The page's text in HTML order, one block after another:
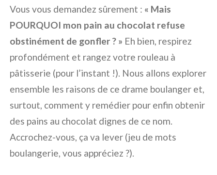
Vous vous demandez sûrement : « Mais
POURQUOI mon pain au chocolat refuse
obstinément de gonfler ? » Eh bien, respirez
profondément et rangez votre rouleau à
pâtisserie (pour l’instant !). Nous allons explorer
ensemble les raisons de ce drame boulanger et,
surtout, comment y remédier pour enfin obtenir
des pains au chocolat dignes de ce nom.
Accrochez-vous, ça va lever (jeu de mots
boulangerie, vous appréciez ?).